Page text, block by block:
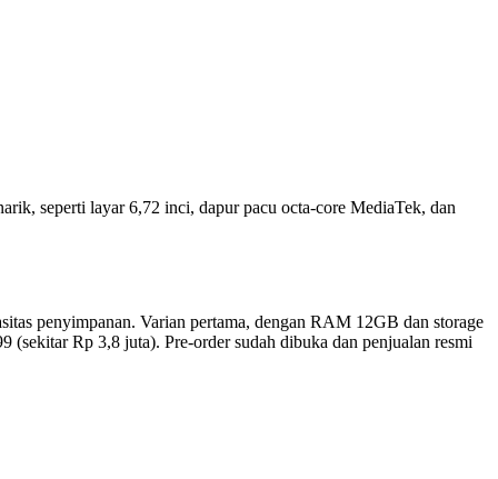
seperti layar 6,72 inci, dapur pacu octa-core MediaTek, dan
penyimpanan. Varian pertama, dengan RAM 12GB dan storage
Rp 3,8 juta). Pre-order sudah dibuka dan penjualan resmi